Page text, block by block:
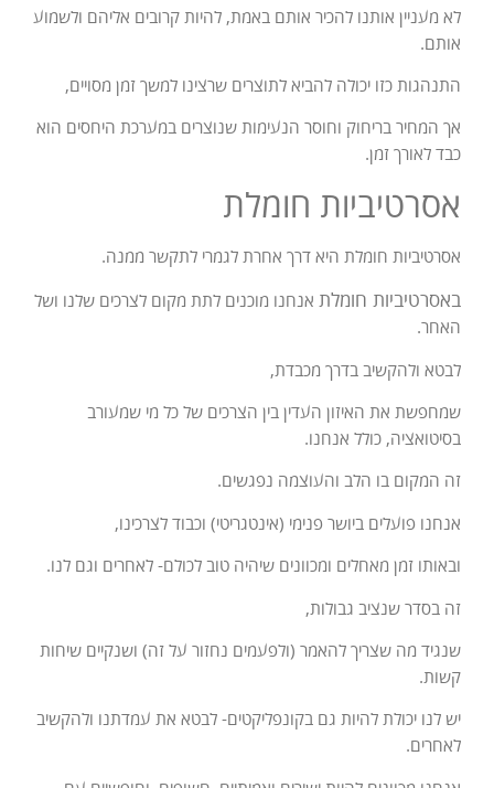
לא מעניין אותנו להכיר אותם באמת, להיות קרובים אליהם ולשמוע
אותם.
התנהגות כזו יכולה להביא לתוצרים שרצינו למשך זמן מסויים,
אך המחיר בריחוק וחוסר הנעימות שנוצרים במערכת היחסים הוא
כבד לאורך זמן.
אסרטיביות חומלת
אסרטיביות חומלת היא דרך אחרת לגמרי לתקשר ממנה.
באסרטיביות חומלת אנחנו מוכנים לתת מקום לצרכים שלנו ושל
האחר.
לבטא ולהקשיב בדרך מכבדת,
שמחפשת את האיזון העדין בין הצרכים של כל מי שמעורב
בסיטואציה, כולל אנחנו.
זה המקום בו הלב והעוצמה נפגשים.
אנחנו פועלים ביושר פנימי (אינטגריטי) וכבוד לצרכינו,
ובאותו זמן מאחלים ומכוונים שיהיה טוב לכולם- לאחרים וגם לנו.
זה בסדר שנציב גבולות,
שנגיד מה שצריך להאמר (ולפעמים נחזור על זה) ושנקיים שיחות
קשות.
יש לנו יכולת להיות גם בקונפליקטים- לבטא את עמדתנו ולהקשיב
לאחרים.